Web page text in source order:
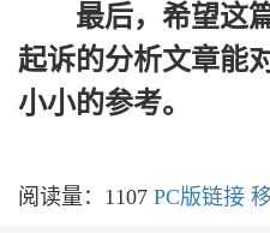
最后，希望这
起诉的分析文章能
小小的参考。
阅读量：1107 PC版链接